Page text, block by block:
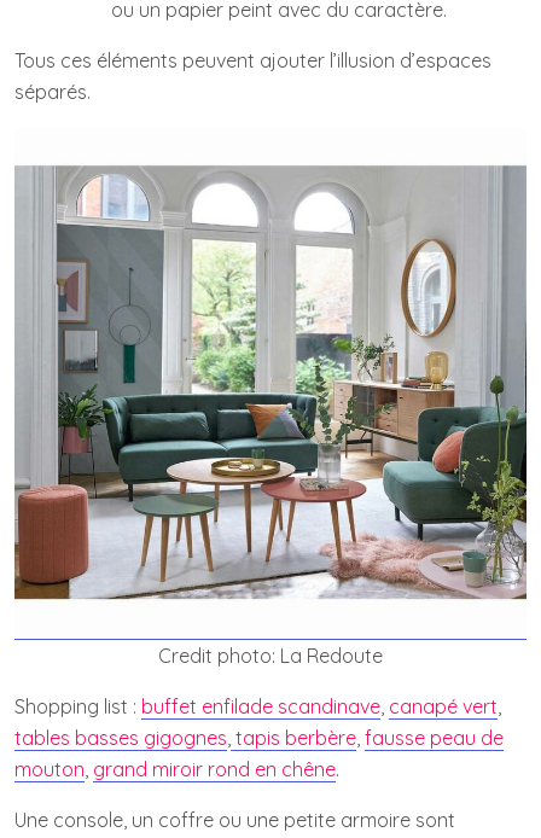
ou un papier peint avec du caractère.
Tous ces éléments peuvent ajouter l’illusion d’espaces
séparés.
Credit photo: La Redoute
Shopping list : buffet enfilade scandinave, canapé vert,
tables basses gigognes, tapis berbère, fausse peau de
mouton, grand miroir rond en chêne.
Une console, un coffre ou une petite armoire sont